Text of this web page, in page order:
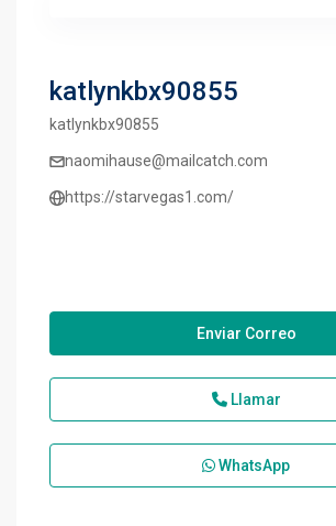
katlynkbx90855
katlynkbx90855
naomihause@mailcatch.com
https://starvegas1.com/
Enviar Correo
Llamar
WhatsApp